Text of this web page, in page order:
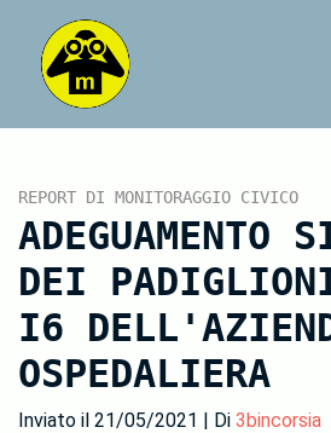
REPORT DI MONITORAGGIO CIVICO
ADEGUAMENTO
DEI
I6
OSPEDALIERA
Inviato il 21/05/2021 | Di 3bincorsia